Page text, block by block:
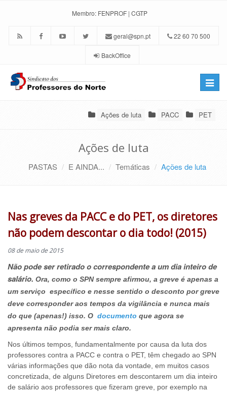
Membro: FENPROF | CGTP
geral@spn.pt 22 60 70 500
BackOffice
Toggle
Ações de luta PACC PET
Ações de luta
PASTAS E AINDA... Temáticas Ações de luta
Nas greves da PACC e do PET, os diretores
não podem descontar o dia todo! (2015)
08 de maio de 2015
Não pode ser retirado o correspondente a um dia inteiro de
salário. Ora, como o SPN sempre afirmou, a greve é apenas a
um serviço específico e nesse sentido o desconto por greve
deve corresponder aos tempos da vigilância e nunca mais
do que (apenas!) isso. O documento que agora se
apresenta não podia ser mais claro.
Nos últimos tempos, fundamentalmente por causa da luta dos
professores contra a PACC e contra o PET, têm chegado ao SPN
várias informações que dão nota da vontade, em muitos casos
concretizada, de alguns Diretores em descontarem um dia inteiro
de salário aos professores que fizeram greve, por exemplo na